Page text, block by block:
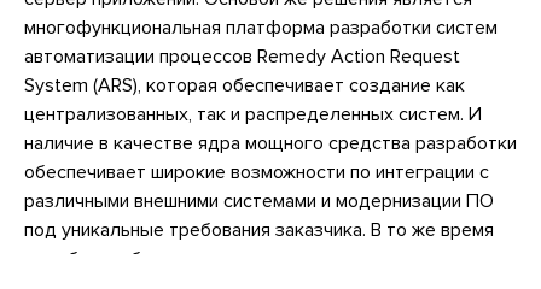
многофункциональная платформа разработки систем
автоматизации процессов Remedy Action Request
System (ARS), которая обеспечивает создание как
централизованных, так и распределенных систем. И
наличие в качестве ядра мощного средства разработки
обеспечивает широкие возможности по интеграции с
различными внешними системами и модернизации ПО
под уникальные требования заказчика. В то же время
подобная гибкость имеет и свои отрицательные